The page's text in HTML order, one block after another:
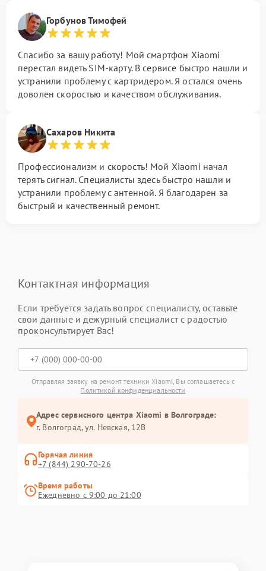
Горбунов Тимофей
Спасибо за вашу работу! Мой смартфон Xiaomi
перестал видеть SIM-карту. В сервисе быстро нашли и
устранили проблему с картридером. Я остался очень
доволен скоростью и качеством обслуживания.
Сахаров Никита
Профессионализм и скорость! Мой Xiaomi начал
терять сигнал. Специалисты здесь быстро нашли и
устранили проблему с антенной. Я благодарен за
быстрый и качественный ремонт.
Контактная информация
Если требуется задать вопрос специалисту, оставьте
свои данные и дежурный специалист с радостью
проконсультирует Вас!
Отправляя заявку на ремонт техники Xiaomi, Вы соглашаетесь с
Политикой конфиденциальности
Адрес сервисного центра Xiaomi в Волгограде:
г. Волгоград, ул. Невская, 12В
Горячая линия
+7 (844) 290-70-26
Время работы
Ежедневно с 9:00 до 21:00